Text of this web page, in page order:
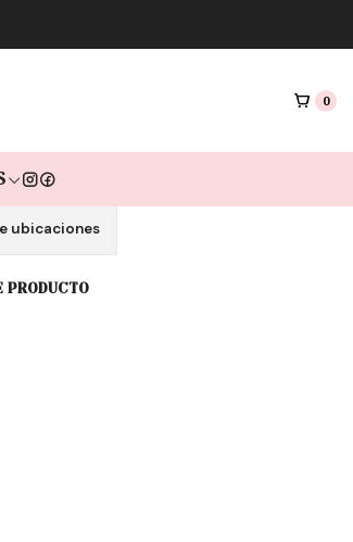
0
P925
con Mercado pago🔥
ubicaciones
PRODUCTO